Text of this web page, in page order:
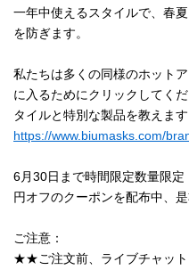
一年中使えるスタイルで、春
を防ぎます。
私たちは多くの同様のホット
に入るためにクリックしてく
タイルと特別な製品を教えます
https://www.biumasks.com/
6月30日まで時間限定数量限
円オフのクーポンを配布中、
ご注意：
★★ご注文前、ライブチャット